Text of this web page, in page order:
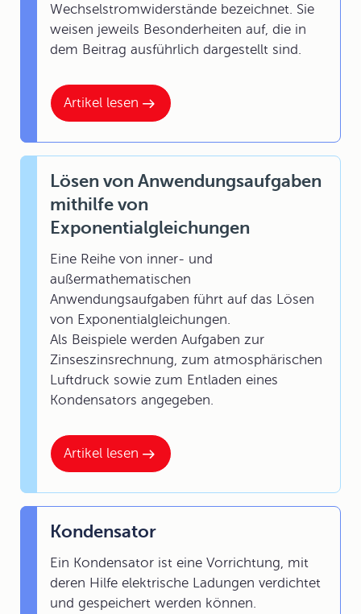
Artikel lesen
Wechselstromwiderstände bezeichnet. Sie
weisen jeweils Besonderheiten auf, die in
dem Beitrag ausführlich dargestellt sind.
Artikel lesen
Lösen von Anwendungsaufgaben
mithilfe von
Exponentialgleichungen
Eine Reihe von inner- und
außermathematischen
Anwendungsaufgaben führt auf das Lösen
von Exponentialgleichungen.
Als Beispiele werden Aufgaben zur
Zinseszinsrechnung, zum atmosphärischen
Luftdruck sowie zum Entladen eines
Kondensators angegeben.
Kondensator
Ein Kondensator ist eine Vorrichtung, mit
deren Hilfe elektrische Ladungen verdichtet
und gespeichert werden können.